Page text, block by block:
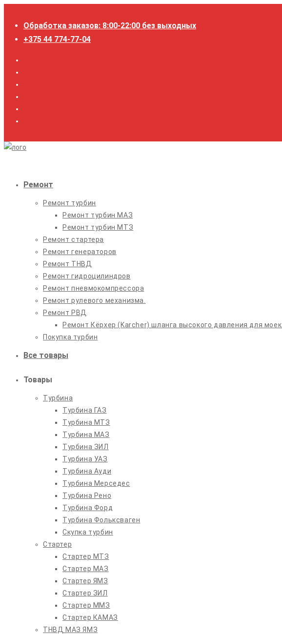
Обработка заказов: 8:00-22:00 без выходных
+375 44 774-77-04
Ремонт
Ремонт турбин
Ремонт турбин МАЗ
Ремонт турбин МТЗ
Ремонт стартера
Ремонт генераторов
Ремонт ТНВД
Ремонт гидроцилиндров
Ремонт пневмокомпрессора
Ремонт рулевого механизма.
Ремонт РВД
Ремонт Кёрхер (Karcher) шланга высокого давления для моек.
Покупка турбин
Все товары
Товары
Турбина
Турбина ГАЗ
Турбина МТЗ
Турбина МАЗ
Турбина ЗИЛ
Турбина УАЗ
Турбина Ауди
Турбина Мерседес
Турбина Рено
Турбина Форд
Турбина Фольксваген
Скупка турбин
Стартер
Стартер МТЗ
Стартер МАЗ
Стартер ЯМЗ
Стартер ЗИЛ
Стартер ММЗ
Стартер КАМАЗ
ТНВД МАЗ ЯМЗ